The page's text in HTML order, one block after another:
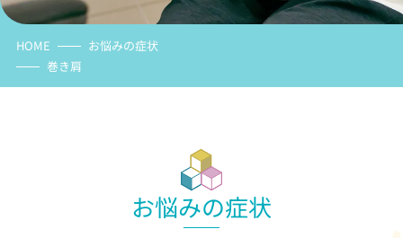
HOME
お悩みの症状
巻き肩
お悩みの症状